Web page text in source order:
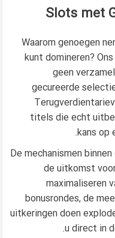
Slots met
Waarom genoegen
kunt domineren?
geen
gecureerde
titels die echt
kans op
De mechanismen
de uitkomst
maximaliseren
bonusrondes, de
uitkeringen doen
u direct in